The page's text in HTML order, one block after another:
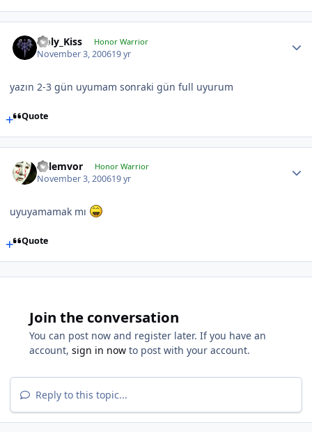
Holy_Kiss Honor Warrior
November 3, 200619 yr
yazın 2-3 gün uyumam sonraki gün full uyurum
Quote
kelemvor Honor Warrior
November 3, 200619 yr
uyuyamamak mı
Quote
Join the conversation
You can post now and register later. If you have an
account, sign in now to post with your account.
Reply to this topic...